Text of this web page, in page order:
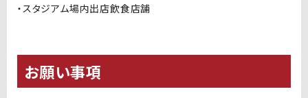
・スタジアム場内出店飲食店舗
お願い事項